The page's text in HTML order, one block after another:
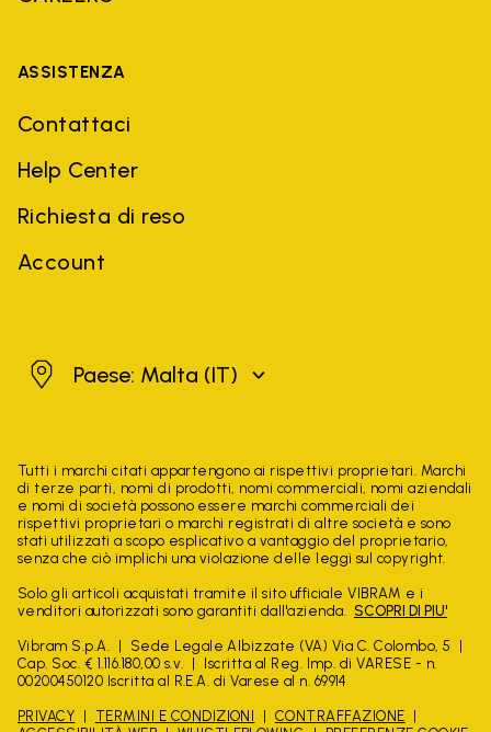
ASSISTENZA
Contattaci
Help Center
Richiesta di reso
Account
MaltaPaese: Malta (IT)
Tutti i marchi citati appartengono ai rispettivi proprietari. Marchi
di terze parti, nomi di prodotti, nomi commerciali, nomi aziendali
e nomi di società possono essere marchi commerciali dei
rispettivi proprietari o marchi registrati di altre società e sono
stati utilizzati a scopo esplicativo a vantaggio del proprietario,
senza che ciò implichi una violazione delle leggi sul copyright.
Solo gli articoli acquistati tramite il sito ufficiale VIBRAM e i
venditori autorizzati sono garantiti dall'azienda. SCOPRI DI PIU'
Vibram S.p.A.
Sede Legale Albizzate (VA) Via C. Colombo, 5
Cap. Soc. € 1.116.180,00 s.v.
Iscritta al Reg. Imp. di VARESE - n.
00200450120 Iscritta al R.E.A. di Varese al n. 69914
PRIVACY TERMINI E CONDIZIONI
CONTRAFFAZIONE